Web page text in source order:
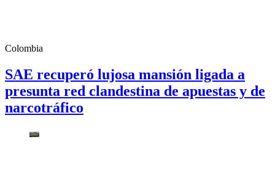
Colombia
SAE recuperó lujosa mansión ligada a
presunta red clandestina de apuestas y de
narcotráfico